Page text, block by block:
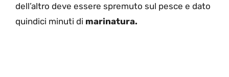
dell’altro deve essere spremuto sul pesce e dato
quindici minuti di marinatura.